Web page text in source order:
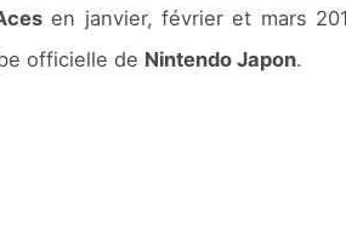
en janvier, février et mars
officielle de Nintendo Japon.